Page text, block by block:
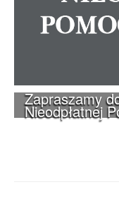
Zapraszamy
Nieodpłatnej